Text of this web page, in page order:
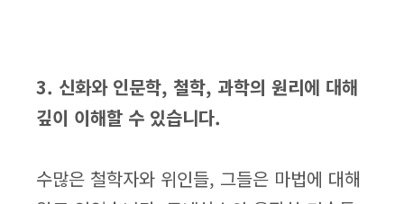
3. 신화와 인문학, 철학, 과학의 원리에 대해
깊이 이해할 수 있습니다.
수많은 철학자와 위인들, 그들은 마법에 대해